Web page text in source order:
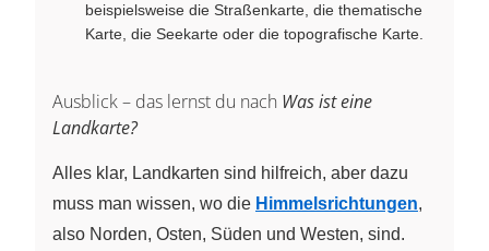
beispielsweise die Straßenkarte, die thematische
Karte, die Seekarte oder die topografische Karte.
Ausblick – das lernst du nach Was ist eine
Landkarte?
Alles klar, Landkarten sind hilfreich, aber dazu
muss man wissen, wo die Himmelsrichtungen,
also Norden, Osten, Süden und Westen, sind.